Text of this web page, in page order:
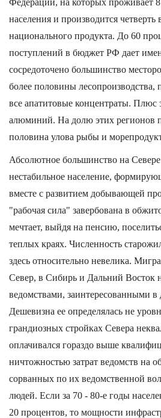
Федерации, на которых проживает
населения и производится четверть
национального продукта. До 60
поступлений в бюджет РФ дает
сосредоточено большинство
более половины лесопроизводства,
все апатитовые концентраты. Плюс
алюминий. На долю этих регионов
половина улова рыбы и
Абсолютное большинство на Севере
нестабильное население,
вместе с развитием добывающей
"рабочая сила" завербована в
мечтает, выйдя на пенсию,
теплых краях. Численность
здесь относительно невелика.
Север, в Сибирь и Дальний Восток
ведомствами, заинтересованными в
Дешевизна ее определялась не
грандиозных стройках Севера
оплачивался гораздо выше
ничтожностью затрат ведомств на
сорванных по их ведомственной
людей. Если за 70 - 80-е годы
20 процентов, то мощности